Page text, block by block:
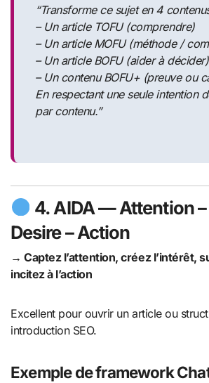
“Transforme ce sujet en 4
– Un article TOFU (comprendre)
– Un article MOFU (méthode /
– Un article BOFU (aider à décider)
– Un contenu BOFU+ (preuve ou
En respectant une seule intention
par contenu.”
4.AIDA— Attention –
Desire – Action
→ Captez l’attention, créez l’intérêt,
incitez à l’action
Excellent pour ouvrir un article ou
introduction SEO.
Exemple de framework